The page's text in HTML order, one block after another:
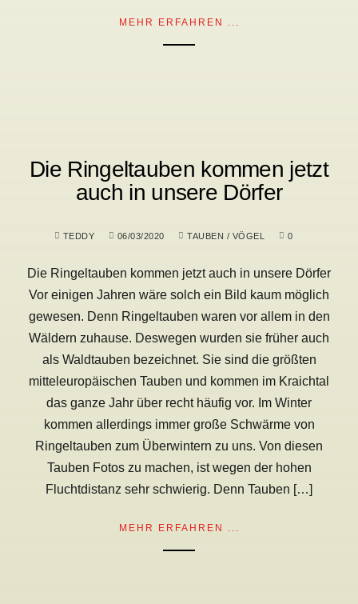
MEHR ERFAHREN ...
Die Ringeltauben kommen jetzt
auch in unsere Dörfer
TEDDY 06/03/2020 TAUBEN / VÖGEL 0
Die Ringeltauben kommen jetzt auch in unsere Dörfer
Vor einigen Jahren wäre solch ein Bild kaum möglich
gewesen. Denn Ringeltauben waren vor allem in den
Wäldern zuhause. Deswegen wurden sie früher auch
als Waldtauben bezeichnet. Sie sind die größten
mitteleuropäischen Tauben und kommen im Kraichtal
das ganze Jahr über recht häufig vor. Im Winter
kommen allerdings immer große Schwärme von
Ringeltauben zum Überwintern zu uns. Von diesen
Tauben Fotos zu machen, ist wegen der hohen
Fluchtdistanz sehr schwierig. Denn Tauben […]
MEHR ERFAHREN ...